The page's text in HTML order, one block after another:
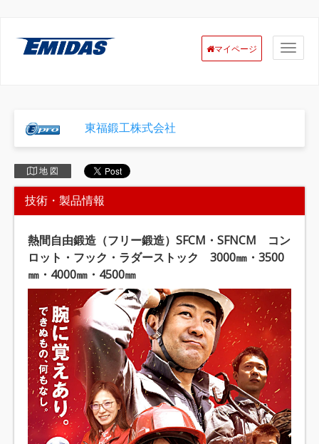
マイページ
東福鍛工株式会社
地 図
技術・製品情報
熱間自由鍛造（フリー鍛造）SFCM・SFNCM コン
ロット・フック・ラダーストック 3000㎜・3500
㎜・4000㎜・4500㎜